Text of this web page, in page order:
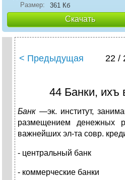
Размер:
361 Кб
Скачать
< Предыдущая 22 /
44 Банки,
Банк —эк. институт,
размещением денежных
важнейших эл-та совр.
- центральный банк
- коммерческие банки